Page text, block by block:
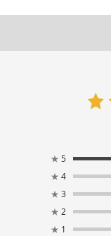
★ 5
★ 4
★ 3
★ 2
★ 1